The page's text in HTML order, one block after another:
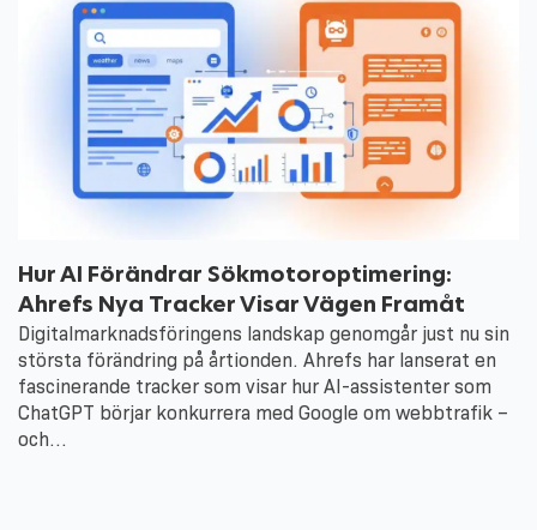
Hur AI Förändrar Sökmotoroptimering:
Ahrefs Nya Tracker Visar Vägen Framåt
Digitalmarknadsföringens landskap genomgår just nu sin
största förändring på årtionden. Ahrefs har lanserat en
fascinerande tracker som visar hur AI-assistenter som
ChatGPT börjar konkurrera med Google om webbtrafik –
och…